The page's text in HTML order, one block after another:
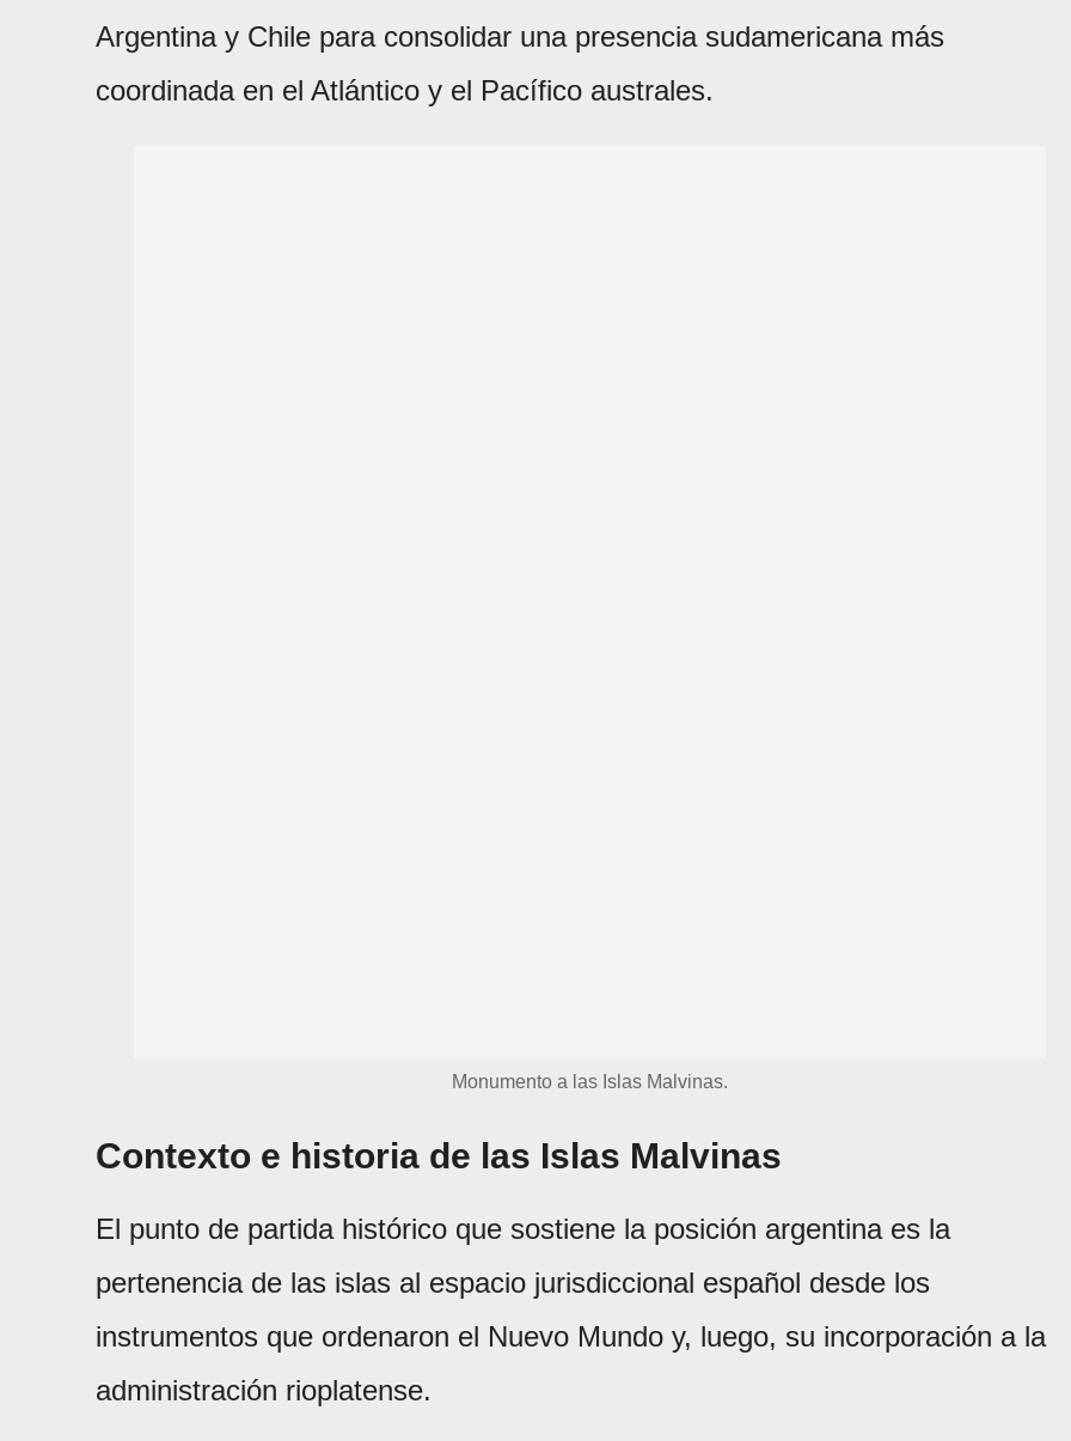
Argentina y Chile para consolidar una presencia sudamericana más
coordinada en el Atlántico y el Pacífico australes.
Monumento a las Islas Malvinas.
Contexto e historia de las Islas Malvinas
El punto de partida histórico que sostiene la posición argentina es la
pertenencia de las islas al espacio jurisdiccional español desde los
instrumentos que ordenaron el Nuevo Mundo y, luego, su incorporación a la
administración rioplatense.